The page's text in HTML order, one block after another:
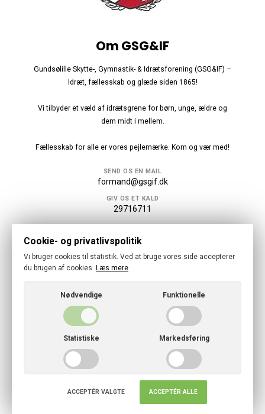
Om GSG&IF
Gundsølille Skytte-, Gymnastik- & Idrætsforening (GSG&IF) –
Idræt, fællesskab og glæde siden 1865!
Vi tilbyder et væld af idrætsgrene for børn, unge, ældre og
dem midt i mellem.
Fællesskab for alle er vores pejlemærke. Kom og vær med!
SEND OS EN MAIL
formand@gsgif.dk
GIV OS ET KALD
29716711
Følg os
© 2026 · Gundsølille Skytte, Gymnastik og Idrætsforening
Cookies- og privatlivspolitik
Cookie- og privatlivspolitik
Vi bruger cookies til statistik. Ved at bruge vores side accepterer
du brugen af cookies. Læs mere
Nødvendige Funktionelle
Statistiske Markedsføring
ACCEPTÉR VALGTE ACCEPTÉR ALLE